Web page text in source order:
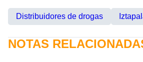
Distribuidores de drogas
NOTAS